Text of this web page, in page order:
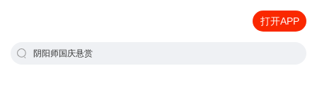
打开APP
阴阳师国庆悬赏